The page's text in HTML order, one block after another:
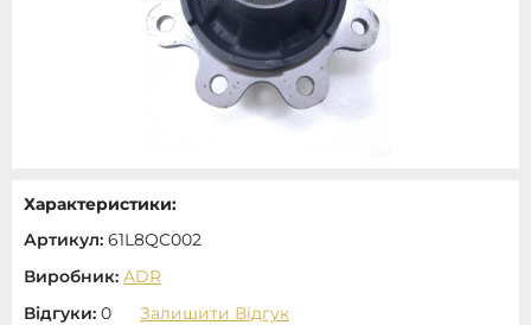
Характеристики:
Артикул: 61L8QC002
Виробник: ADR
Відгуки: 0 Залишити Відгук